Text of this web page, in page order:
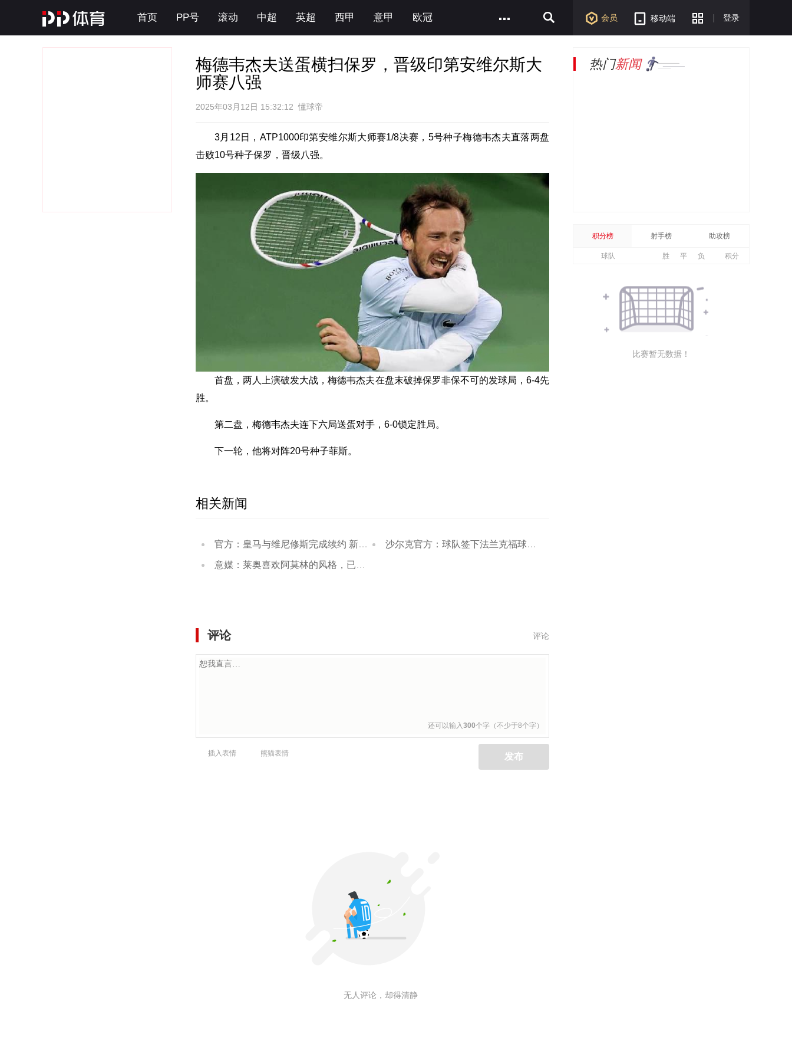
首页 PP号 滚动 中超 英超 西甲 意甲 欧冠 会员 移动端 登录
梅德韦杰夫送蛋横扫保罗，晋级印第安维尔斯大
师赛八强
2025年03月12日 15:32:12 懂球帝
3月12日，ATP1000印第安维尔斯大师赛1/8决赛，5号种子梅德韦杰夫直落两盘
击败10号种子保罗，晋级八强。
首盘，两人上演破发大战，梅德韦杰夫在盘末破掉保罗非保不可的发球局，6-4先
胜。
第二盘，梅德韦杰夫连下六局送蛋对手，6-0锁定胜局。
下一轮，他将对阵20号种子菲斯。
相关新闻
官方：皇马与维尼修斯完成续约 新合同至2032年 沙尔克官方：球队签下法兰克福球员埃宾贝，签约至2028年
意媒：莱奥喜欢阿莫林的风格，已经告诉米兰自己不想再离队
评论 评论
还可以输入300个字（不少于8个字）
发布
插入表情 熊猫表情
无人评论，却得清静
热门新闻
积分榜 射手榜 助攻榜
球队 胜 平 负 积分
比赛暂无数据！